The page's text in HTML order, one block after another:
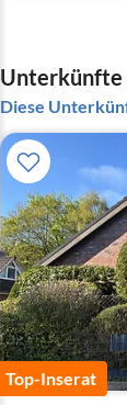
Unterkünfte
Diese
Top-Inserat